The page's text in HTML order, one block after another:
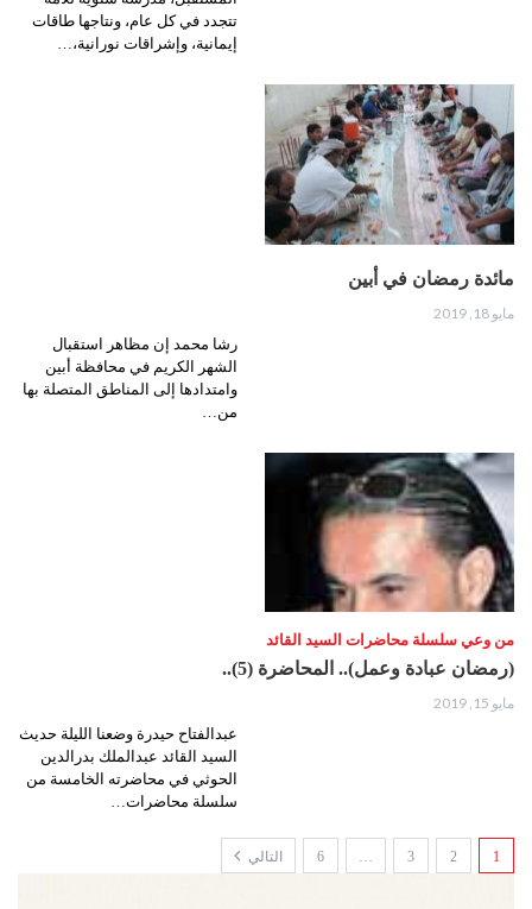
تتجدد في كل عام، ونتاجها طاقات
إيمانية، وإشراقات نورانية،…
مائدة رمضان في أبين
مايو 18, 2019
رشا محمد إن مظاهر استقبال
الشهر الكريم في محافظة أبين
وامتدادها إلى المناطق المتصلة بها
من…
من وعي سلسلة محاضرات السيد القائد
(رمضان عبادة وعمل).. المحاضرة (5)..
مايو 15, 2019
عبدالفتاح حيدرة وضعنا الليلة حديث
السيد القائد عبدالملك بدرالدين
الحوثي في محاضرته الخامسة من
سلسلة محاضرات…
1
2
3
…
6 التالي